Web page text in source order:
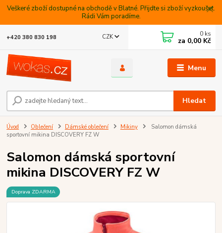
Veškeré zboží dostupné na obchodě v Blatné. Přijdte si zboží vyzkoušet.
Rádi Vám poradíme.
Menu
CZK
Hledat
+420 380 830 198 0 ks
za 0,00 Kč
Úvod Oblečení Dámské oblečení Mikiny
Salomon dámská
sportovní mikina DISCOVERY FZ W
Salomon dámská sportovní
mikina DISCOVERY FZ W
Doprava ZDARMA